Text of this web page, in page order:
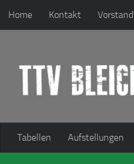
Zum Inhalt springen
Home Kontakt Vorstand
Tabellen Aufstellungen